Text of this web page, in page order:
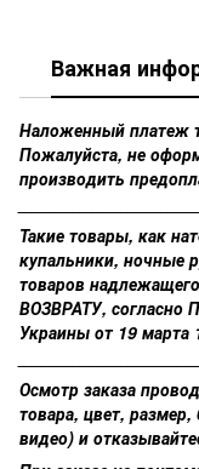
Важная
Наложенный платеж
Пожалуйста, не
производить
Такие товары, как
купальники, ночные
товаров
ВОЗВРАТУ, согласно
Украины от 19 марта
Осмотр заказа
товара, цвет,
видео) и